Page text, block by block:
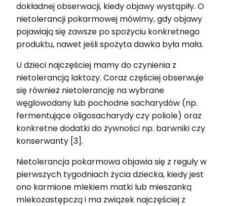
dokładnej obserwacji, kiedy objawy wystąpiły. O
nietolerancji pokarmowej mówimy, gdy objawy
pojawiają się zawsze po spożyciu konkretnego
produktu, nawet jeśli spożyta dawka była mała.
U dzieci najczęściej mamy do czynienia z
nietolerancją laktozy. Coraz częściej obserwuje
się również nietolerancję na wybrane
węglowodany lub pochodne sacharydów (np.
fermentujące oligosacharydy czy poliole) oraz
konkretne dodatki do żywności np. barwniki czy
konserwanty [3].
Nietolerancja pokarmowa objawia się z reguły w
pierwszych tygodniach życia dziecka, kiedy jest
ono karmione mlekiem matki lub mieszanką
mlekozastępczą i ma związek najczęściej z